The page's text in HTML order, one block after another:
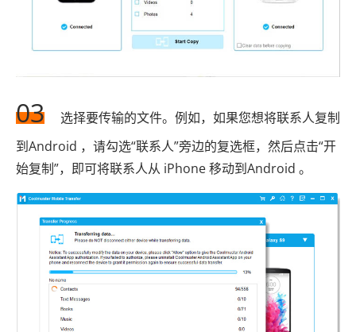
03
选择要传输的文件。例如，如果您想将联系人复制
到Android ，请勾选“联系人”旁边的复选框，然后点击“开
始复制”，即可将联系人从 iPhone 移动到Android 。